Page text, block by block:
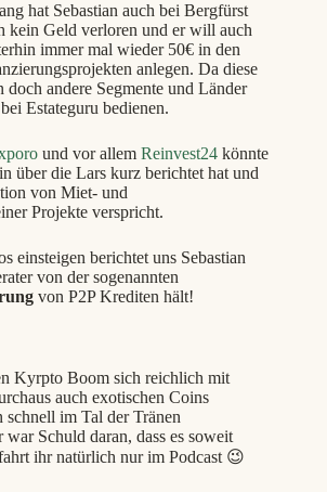
hat Sebastian auch bei Bergfürst
kein Geld verloren und er will auch
immer mal wieder 50€ in den
anlegen. Da diese
doch andere Segmente und Länder
Estateguru bedienen.
und vor allem Reinvest24 könnte
über die Lars kurz berichtet hat und
von Miet- und
Projekte verspricht.
einsteigen berichtet uns Sebastian
von der sogenannten
von P2P Krediten hält!
Kyrpto Boom sich reichlich mit
auch exotischen Coins
schnell im Tal der Tränen
Schuld daran, dass es soweit
ihr natürlich nur im Podcast 😉